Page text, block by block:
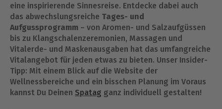
eine inspirierende Sinnesreise. Entdecke dabei auch
das abwechslungsreiche Tages- und
Aufgussprogramm – von Aromen- und Salzaufgüssen
bis zu Klangschalenzeremonien, Massagen und
Vitalerde- und Maskenausgaben hat das umfangreiche
Vitalangebot für jeden etwas zu bieten. Unser Insider-
Tipp: Mit einem Blick auf die Website der
Wellnessbereiche und ein bisschen Planung im Voraus
kannst Du Deinen Spatag ganz individuell gestalten!